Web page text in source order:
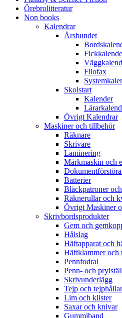
Örebrolitteratur
Non books
Kalendrar
Årsbundet
Filofax
Skolstart
Kalender
Övrigt Kalendrar
Maskiner och tillbehör
Räknare
Skrivare
Laminering
Märkmaskin och
Batterier
Bläckpatroner
Räknerullar och
Övrigt Maskiner
Skrivbordsprodukter
Gem och
Hålslag
Häftapparat och
Häftklammer och
Pennfodral
Penn- och prylställ
Skrivunderlägg
Tejp och
Lim och klister
Saxar och knivar
Gummiband